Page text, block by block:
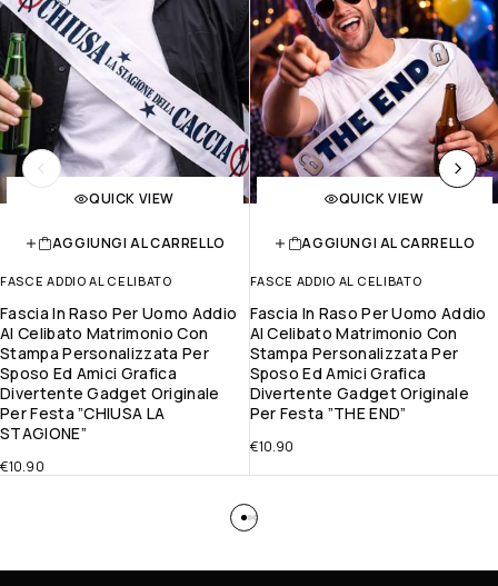
QUICK VIEW
AGGIUNGI AL CARRELLO
FASCE ADDIO AL CELIBATO
Fascia In Raso Per Uomo Addio
Al Celibato Matrimonio Con
Stampa Personalizzata Per
Sposo Ed Amici Grafica
Divertente Gadget Originale
Per Festa ”CHIUSA LA
STAGIONE”
€10.90
QUICK VIEW
AGGIUNGI AL CARRELLO
FASCE ADDIO AL CELIBATO
Fascia In Raso Per Uomo Addio
Al Celibato Matrimonio Con
Stampa Personalizzata Per
Sposo Ed Amici Grafica
Divertente Gadget Originale
Per Festa ”THE END”
€10.90